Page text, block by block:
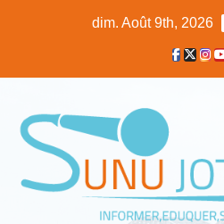
dim. Août 9th, 2026